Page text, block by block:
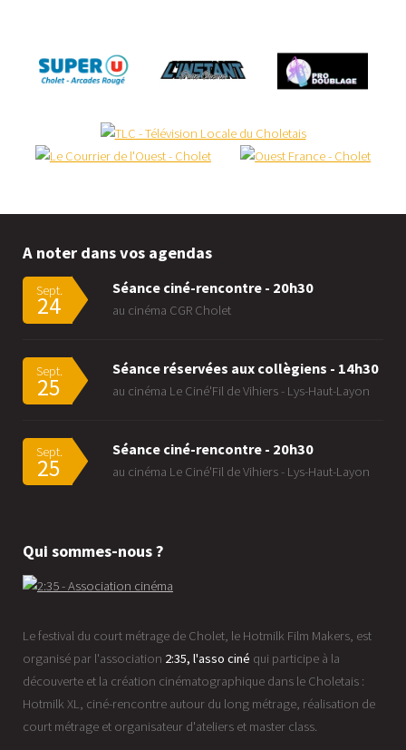
A noter dans vos agendas
Sept.
24
Séance ciné-rencontre - 20h30
au cinéma CGR Cholet
Sept.
25
Séance réservées aux collègiens - 14h30
au cinéma Le Ciné'Fil de Vihiers - Lys-Haut-Layon
Sept.
25
Séance ciné-rencontre - 20h30
au cinéma Le Ciné'Fil de Vihiers - Lys-Haut-Layon
Qui sommes-nous ?
Le festival du court métrage de Cholet, le Hotmilk Film Makers, est
organisé par l'association 2:35, l'asso ciné qui participe à la
découverte et la création cinématographique dans le Choletais :
Hotmilk XL, ciné-rencontre autour du long métrage, réalisation de
court métrage et organisateur d'ateliers et master class.